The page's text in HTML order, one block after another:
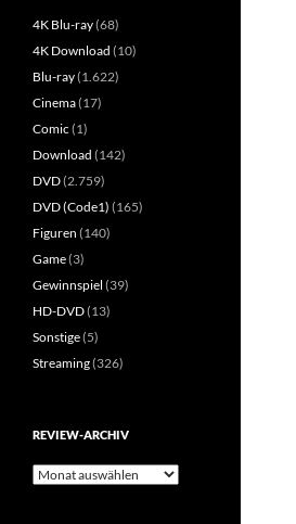
4K Blu-ray(68)
4K Download (10)
Blu-ray(1.622)
Cinema(17)
Comic (1)
Download (142)
DVD(2.759)
DVD (Code1) (165)
Figuren (140)
Game(3)
Gewinnspiel (39)
HD-DVD(13)
Sonstige(5)
Streaming(326)
REVIEW-ARCHIV
Review-